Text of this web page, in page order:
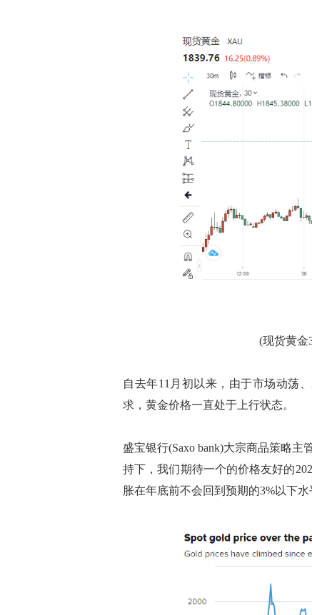
(现货黄金
自去年11月初以来，由于市场动荡
求，黄金价格一直处于上行状态。
盛宝银行(Saxo bank)大宗商品策略主
持下，我们期待一个的价格友好的
胀在年底前不会回到预期的3%以下